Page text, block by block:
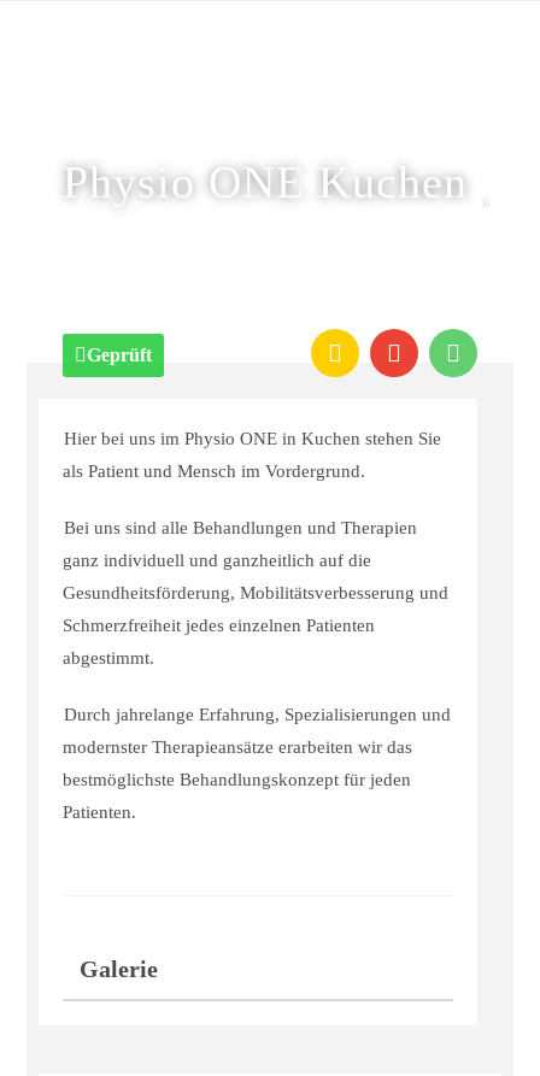
Physio ONE Kuchen
Geprüft
Hier bei uns im Physio ONE in Kuchen stehen Sie
als Patient und Mensch im Vordergrund.
Bei uns sind alle Behandlungen und Therapien
ganz individuell und ganzheitlich auf die
Gesundheitsförderung, Mobilitätsverbesserung und
Schmerzfreiheit jedes einzelnen Patienten
abgestimmt.
Durch jahrelange Erfahrung, Spezialisierungen und
modernster Therapieansätze erarbeiten wir das
bestmöglichste Behandlungskonzept für jeden
Patienten.
Galerie